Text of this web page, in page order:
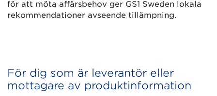
för att möta affärsbehov ger GS1 Sweden lokala
rekommendationer avseende tillämpning.
För dig som är leverantör eller
mottagare av produktinformation